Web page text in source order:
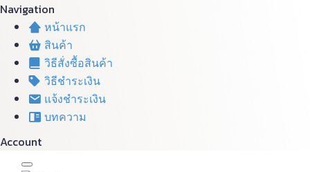
Navigation
หน้าแรก
สินค้า
วิธีสั่งซื้อสินค้า
วิธีชำระเงิน
แจ้งชำระเงิน
บทความ
Account